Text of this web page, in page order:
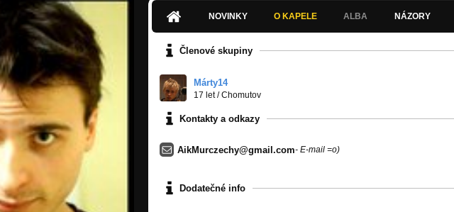
NOVINKY O KAPELE ALBA NÁZORY
Členové skupiny
Márty14
17 let/Chomutov
Kontakty a odkazy
AikMurczechy@gmail.com- E-mail =o)
Dodatečné info